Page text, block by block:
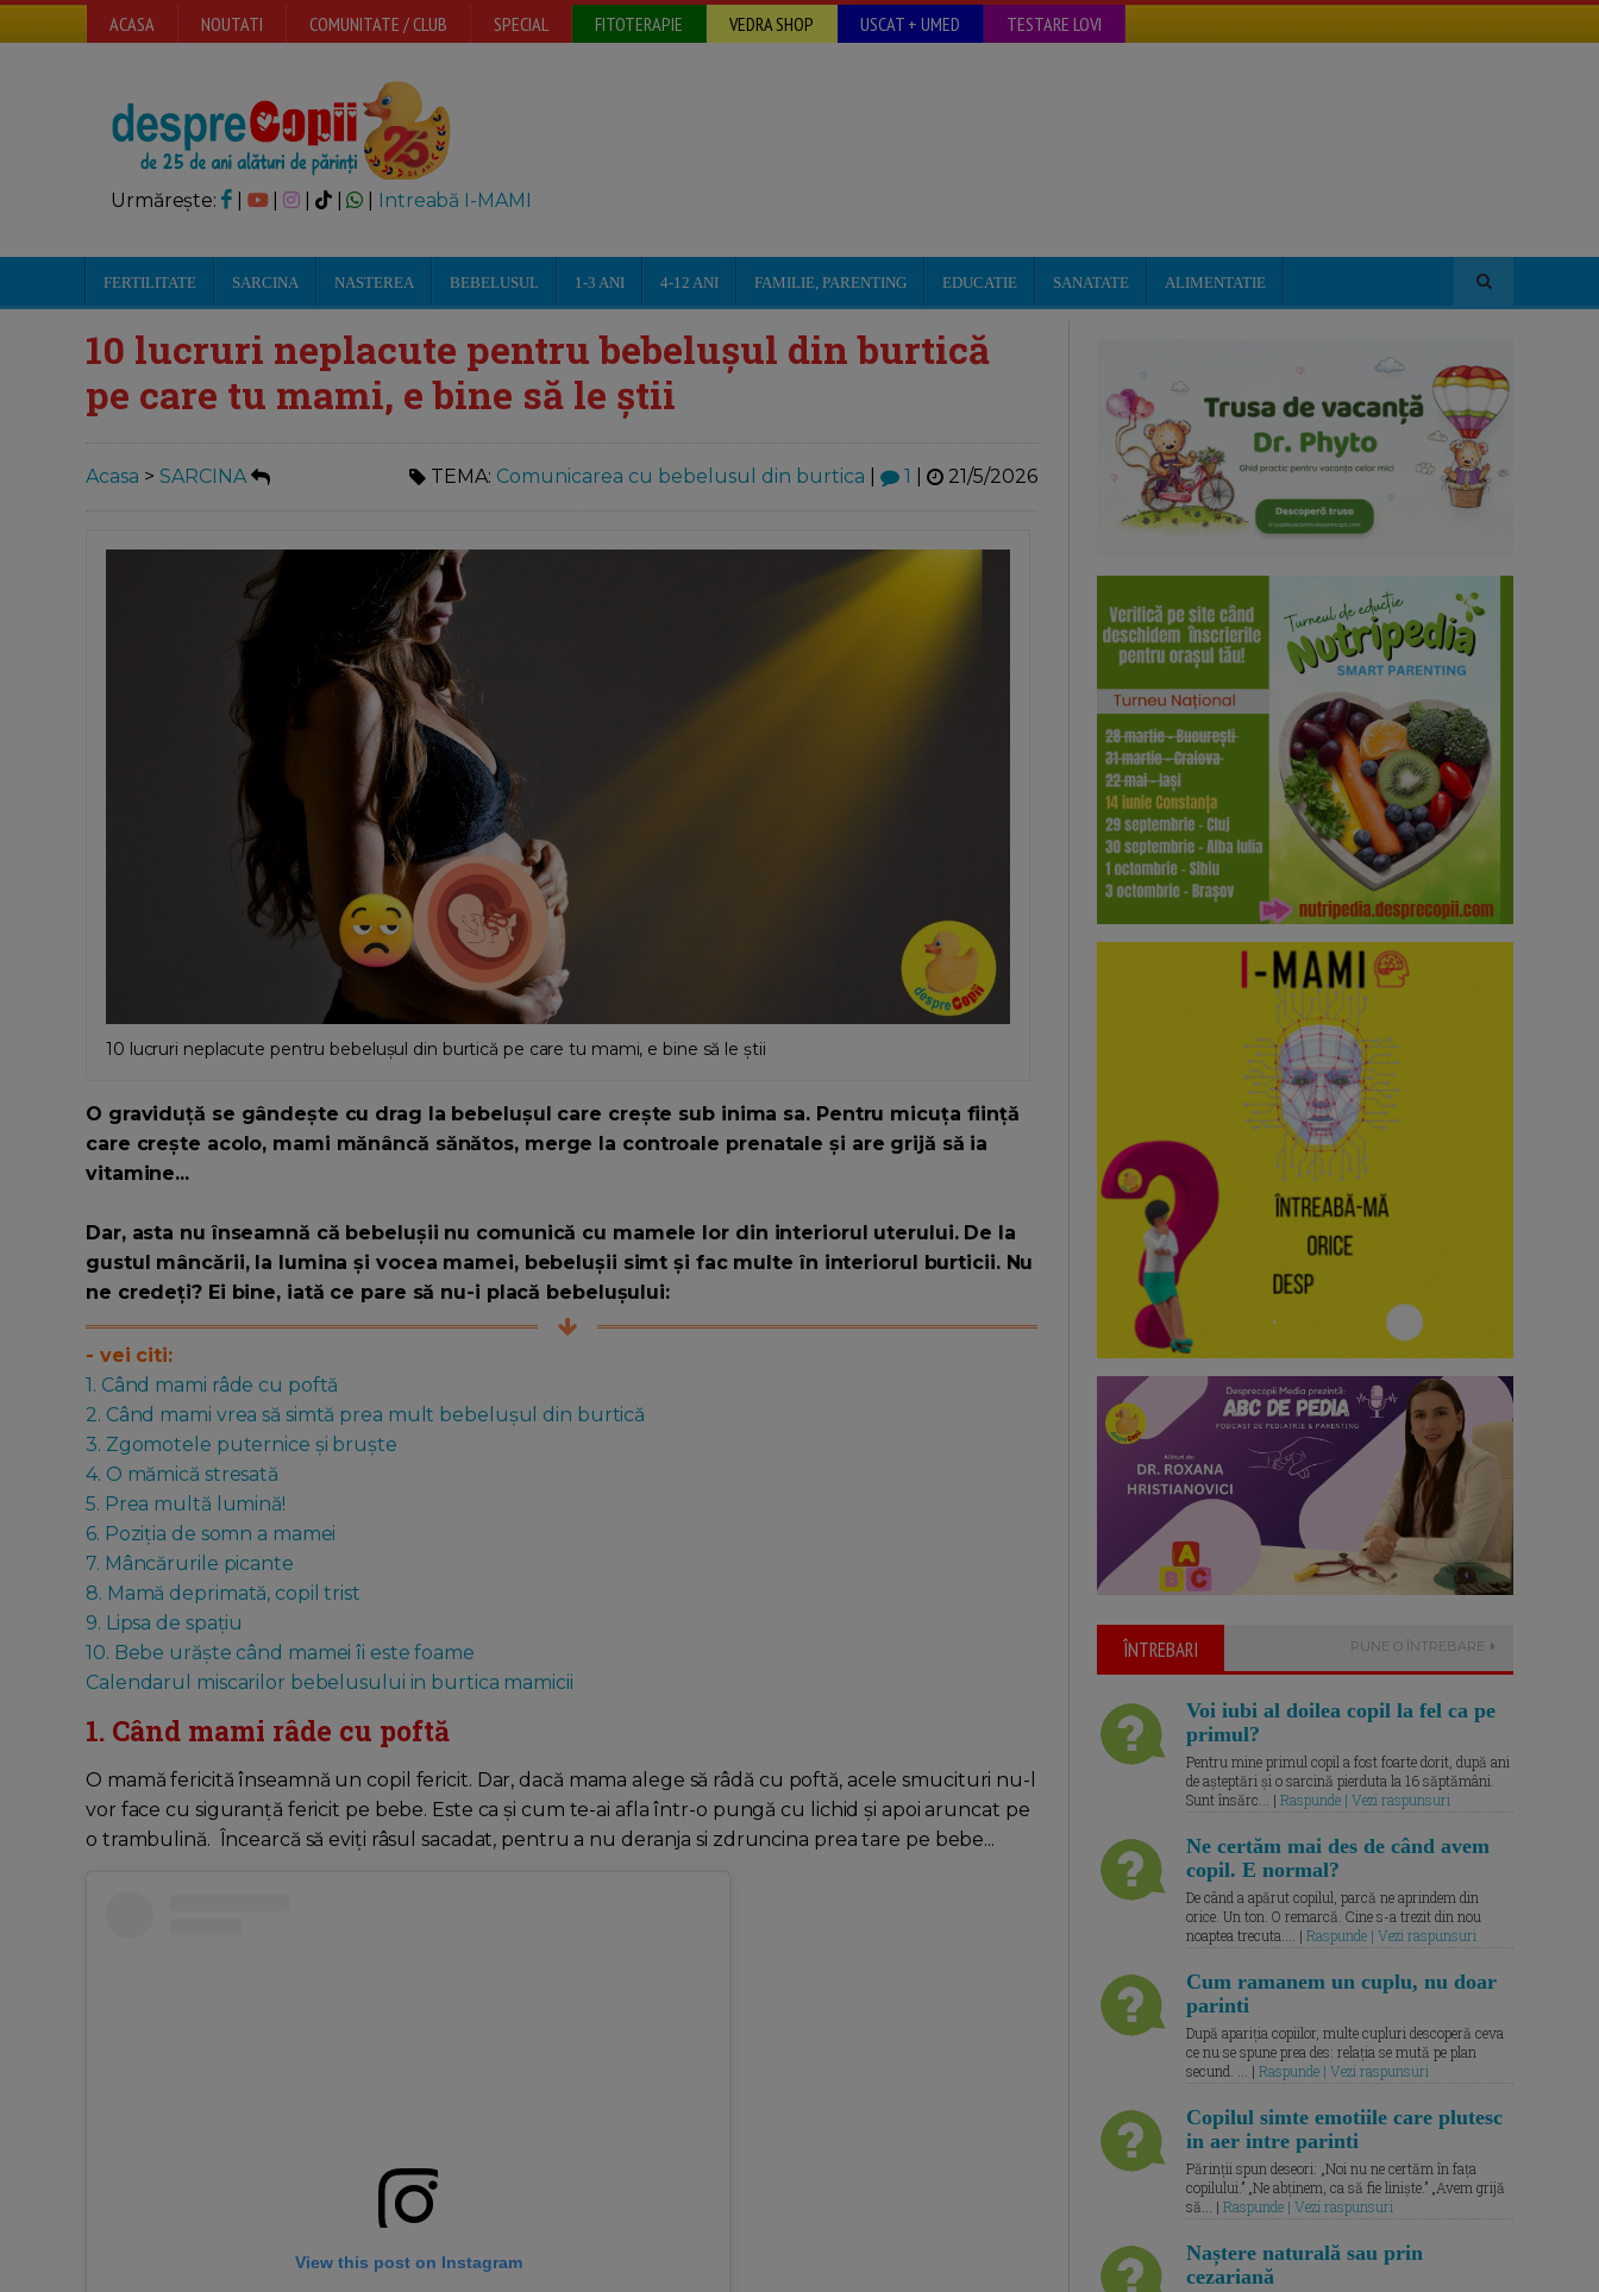
ACASA NOUTATI COMUNITATE / CLUB SPECIAL FITOTERAPIE VEDRA SHOP USCAT + UMED TESTARE LOVI
Urmărește: | | Intreabă I-MAMI
FERTILITATE SARCINA NASTEREA BEBELUSUL 1-3 ANI 4-12 ANI FAMILIE, PARENTING EDUCATIE SANATATE ALIMENTATIE
10 lucruri neplacute pentru bebelușul din burtică
pe care tu mami, e bine să le știi
Acasa > SARCINA TEMA: Comunicarea cu bebelusul din burtica 1 21/5/2026
10 lucruri neplacute pentru bebelușul din burtică pe care tu mami, e bine să le știi
O graviduță se gândește cu drag la bebelușul care crește sub inima sa. Pentru micuța ființă
care crește acolo, mami mănâncă sănătos, merge la controale prenatale și are grijă să ia
vitamine...
Dar, asta nu înseamnă că bebelușii nu comunică cu mamele lor din interiorul uterului. De la
gustul mâncării, la lumina și vocea mamei, bebelușii simt și fac multe în interiorul burticii. Nu
ne credeți? Ei bine, iată ce pare să nu-i placă bebelușului:
- vei citi:
1. Când mami râde cu poftă
2. Când mami vrea să simtă prea mult bebelușul din burtică
3. Zgomotele puternice și bruște
4. O mămică stresată
5. Prea multă lumină!
6. Poziția de somn a mamei
7. Mâncărurile picante
8. Mamă deprimată, copil trist
9. Lipsa de spațiu
10. Bebe urăște când mamei îi este foame
Calendarul miscarilor bebelusului in burtica mamicii
1. Când mami râde cu poftă
O mamă fericită înseamnă un copil fericit. Dar, dacă mama alege să râdă cu poftă, acele smucituri nu-l
vor face cu siguranță fericit pe bebe. Este ca și cum te-ai afla într-o pungă cu lichid și apoi aruncat pe
o trambulină. Încearcă să eviți râsul sacadat, pentru a nu deranja si zdruncina prea tare pe bebe...
View this post on Instagram
ÎNTREBARI PUNE O ÎNTREBARE
Voi iubi al doilea copil la fel ca pe
primul?
Pentru mine primul copil a fost foarte dorit, după ani
de așteptări și o sarcină pierduta la 16 săptămâni.
Sunt însărc... | Raspunde | Vezi raspunsuri
Ne certăm mai des de când avem
copil. E normal?
De când a apărut copilul, parcă ne aprindem din
orice. Un ton. O remarcă. Cine s-a trezit din nou
noaptea trecuta.... | Raspunde | Vezi raspunsuri
Cum ramanem un cuplu, nu doar
parinti
După apariția copiilor, multe cupluri descoperă ceva
ce nu se spune prea des: relația se mută pe plan
secund. ... | Raspunde | Vezi raspunsuri
Copilul simte emotiile care plutesc
in aer intre parinti
Părinții spun deseori: „Noi nu ne certăm în fața
copilului.” „Ne abținem, ca să fie liniște.” „Avem grijă
să... | Raspunde | Vezi raspunsuri
Naștere naturală sau prin
cezariană